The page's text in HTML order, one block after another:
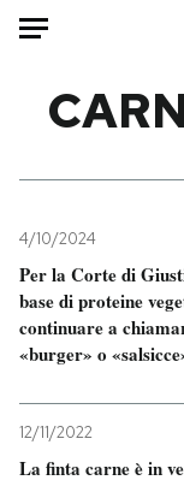
Mondo
Politica
Tecnologia
Internet
Cultura
Economia
Sport
4/10/2024
Per la Corte di
base di proteine
continuare a
«burger» o
12/11/2022
La finta carne è in